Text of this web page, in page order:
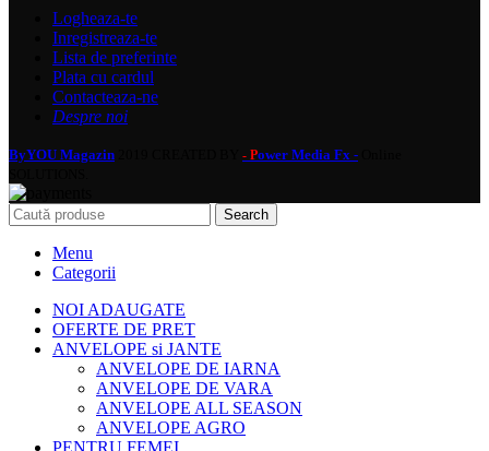
Logheaza-te
Inregistreaza-te
Lista de preferinte
Plata cu cardul
Contacteaza-ne
Despre noi
ByYOU Magazin - Power Media Fx -
Search
Menu
Categorii
NOI ADAUGATE
OFERTE DE PRET
ANVELOPE si JANTE
ANVELOPE DE IARNA
ANVELOPE DE VARA
ANVELOPE ALL SEASON
ANVELOPE AGRO